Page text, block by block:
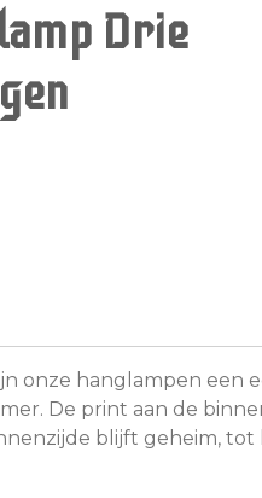
Drie
onze hanglampen een
De print aan de
blijft geheim,